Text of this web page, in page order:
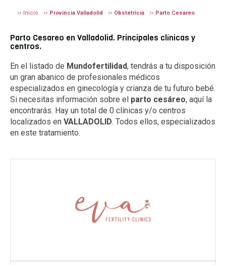
Inicio Provincia Valladolid Obstetricia Parto Cesareo
Parto Cesareo en Valladolid. Principales clínicas y
centros.
En el listado de Mundofertilidad, tendrás a tu disposición
un gran abanico de profesionales médicos
especializados en ginecología y crianza de tu futuro bebé.
Si necesitas información sobre el parto cesáreo, aquí la
encontrarás. Hay un total de 0 clínicas y/o centros
localizados en VALLADOLID. Todos ellos, especializados
en este tratamiento.